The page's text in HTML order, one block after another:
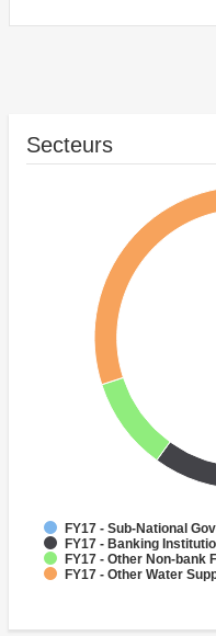
Secteurs
FY17 - Sub-National
FY17 - Banking
FY17 - Other Non-bank
FY17 - Other Water